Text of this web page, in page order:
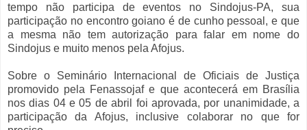
tempo não participa de eventos no Sindojus-PA, sua
participação no encontro goiano é de cunho pessoal, e que
a mesma não tem autorização para falar em nome do
Sindojus e muito menos pela Afojus.
Sobre o Seminário Internacional de Oficiais de Justiça
promovido pela Fenassojaf e que acontecerá em Brasília
nos dias 04 e 05 de abril foi aprovada, por unanimidade, a
participação da Afojus, inclusive colaborar no que for